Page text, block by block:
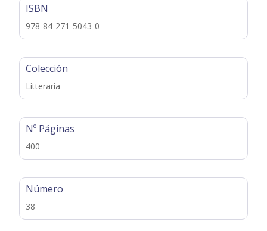
ISBN
978-84-271-5043-0
Colección
Litteraria
Nº Páginas
400
Número
38